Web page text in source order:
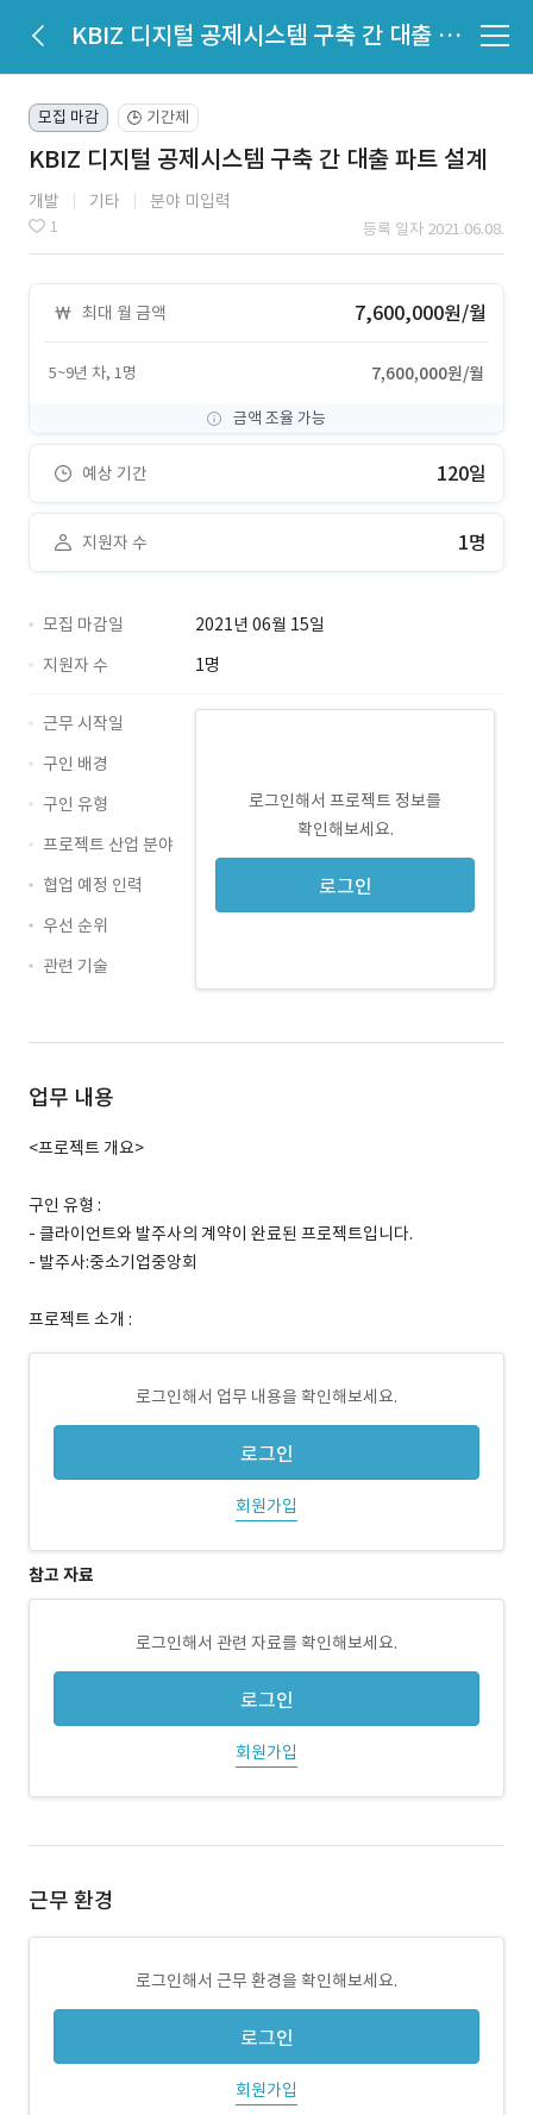
KBIZ 디지털 공제시스템 구축 간 대출 파트 설계
모집 마감 🕒 기간제
KBIZ 디지털 공제시스템 구축 간 대출 파트 설계
개발 기타 분야 미입력
1 등록 일자 2021.06.08.
최대 월 금액 7,600,000원/월
5~9년 차, 1명 7,600,000원/월
금액 조율 가능
예상 기간 120일
지원자 수 1명
모집 마감일
2021년 06월 15일
지원자 수
1명
로그인해서 프로젝트 정보를
확인해보세요.
로그인
근무 시작일
구인 배경
구인 유형
프로젝트 산업 분야
협업 예정 인력
우선 순위
관련 기술
업무 내용
<프로젝트 개요>
구인 유형 :
- 클라이언트와 발주사의 계약이 완료된 프로젝트입니다.
- 발주사:중소기업중앙회
프로젝트 소개 :
로그인해서 업무 내용을 확인해보세요.
로그인
회원가입
참고 자료
로그인해서 관련 자료를 확인해보세요.
로그인
회원가입
근무 환경
로그인해서 근무 환경을 확인해보세요.
로그인
회원가입